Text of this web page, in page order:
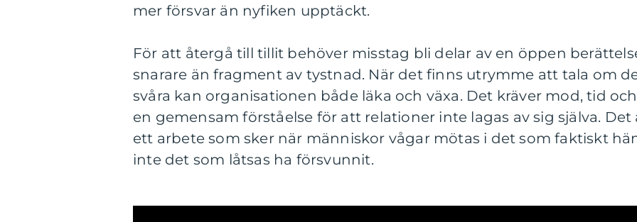
mer försvar än nyfiken upptäckt.
För att återgå till tillit behöver misstag bli delar av en öppen
snarare än fragment av tystnad. När det finns utrymme att tala om
svåra kan organisationen både läka och växa. Det kräver mod, tid och
en gemensam förståelse för att relationer inte lagas av sig själva. Det
ett arbete som sker när människor vågar mötas i det som faktiskt
inte det som låtsas ha försvunnit.